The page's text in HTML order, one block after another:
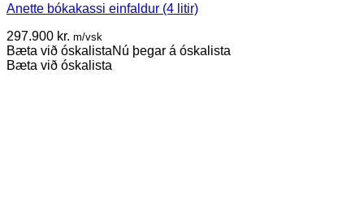
variants.
options
may
be
Anette bókakassi einfaldur (4 litir)
297.900 kr. m/vsk
Bæta við óskalistaNú þegar á óskalista
Bæta við óskalista